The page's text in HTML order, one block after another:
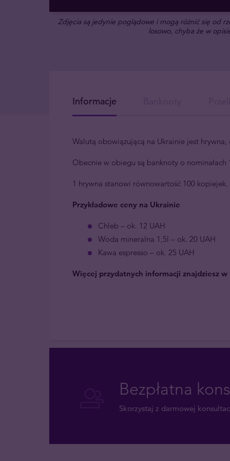
Zdjęcia są jedynie poglądowe i mogą różnić się od
losowo, chyba że w
Informacje
Walutą obowiązującą na Ukrainie jest
Obecnie w obiegu są banknoty o nominałach
1 hrywna stanowi równowartość 100 kopiejek.
Przykładowe ceny na Ukrainie
Chleb – ok. 12 UAH
Woda mineralna 1,5l – ok. 20 UAH
Kawa espresso – ok. 25 UAH
Więcej przydatnych informacji znajdziesz w
Bezpłatna
Skorzystaj z darmowej